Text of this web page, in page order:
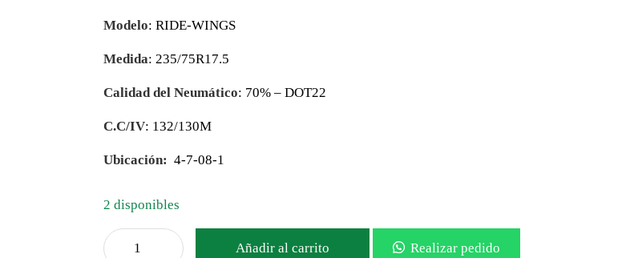
Modelo: RIDE-WINGS
Medida: 235/75R17.5
Calidad del Neumático: 70% – DOT22
C.C/IV: 132/130M
Ubicación: 4-7-08-1
2 disponibles
Añadir al carrito Realizar pedido